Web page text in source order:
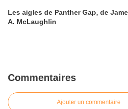
Les aigles de Panther Gap, de
A. McLaughlin
Commentaires
Ajouter un commentaire